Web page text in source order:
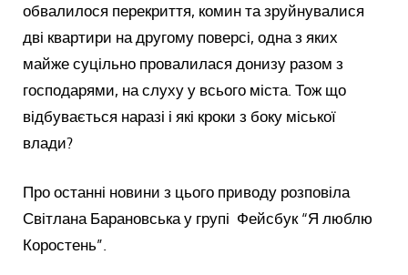
обвалилося перекриття, комин та зруйнувалися
дві квартири на другому поверсі, одна з яких
майже суцільно провалилася донизу разом з
господарями, на слуху у всього міста. Тож що
відбувається наразі і які кроки з боку міської
влади?
Про останні новини з цього приводу розповіла
Світлана Барановська у групі Фейсбук “Я люблю
Коростень”.